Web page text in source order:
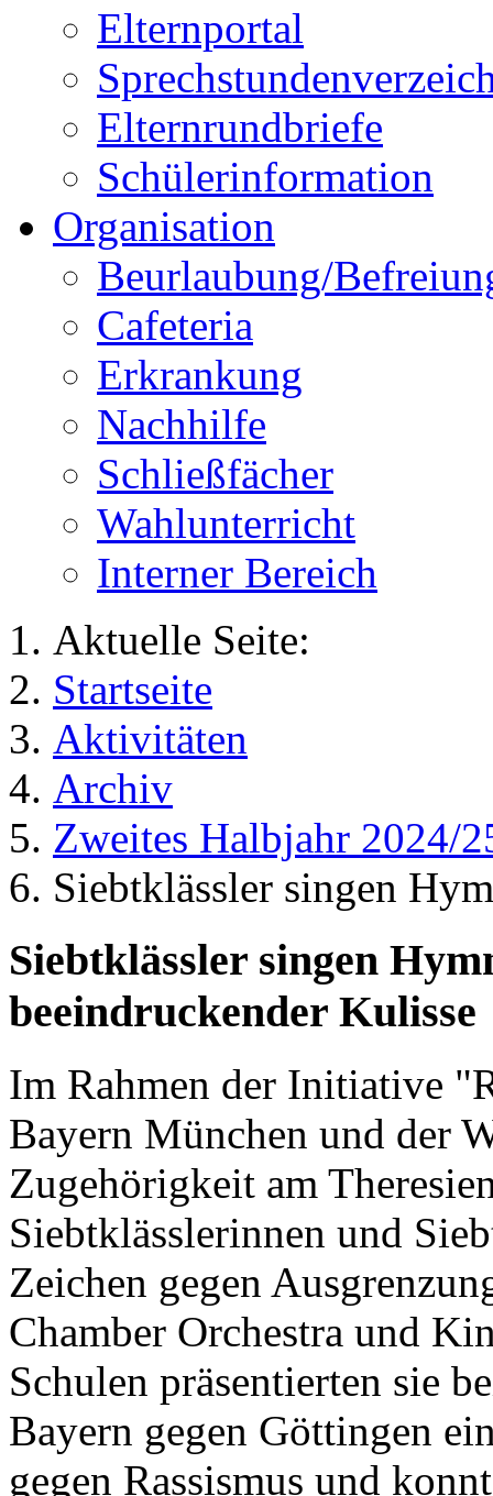
Elternportal
Elternrundbriefe
Schülerinformation
Organisation
Beurlaubung/
Cafeteria
Erkrankung
Nachhilfe
Schließfächer
Wahlunterricht
Interner Bereich
Aktuelle Seite:
Startseite
Aktivitäten
Archiv
Zweites Halbjahr 2024/
Siebtklässler singen
Siebtklässler singen
beeindruckender Kulisse
Im Rahmen der Initiative
Bayern München und der
Zugehörigkeit am
Siebtklässlerinnen und
Zeichen gegen
Chamber Orchestra und
Schulen präsentierten sie
Bayern gegen Göttingen
gegen Rassismus und